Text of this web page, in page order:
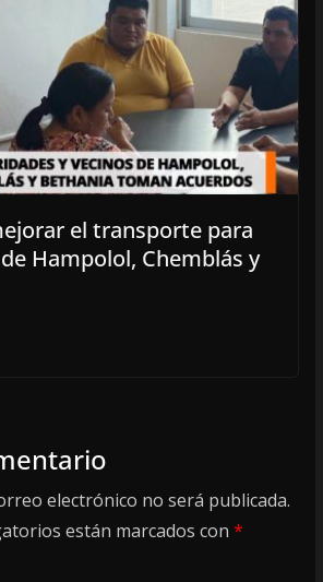
el transporte para
Hampolol, Chemblás y
electrónico no será publicada.
están marcados con *